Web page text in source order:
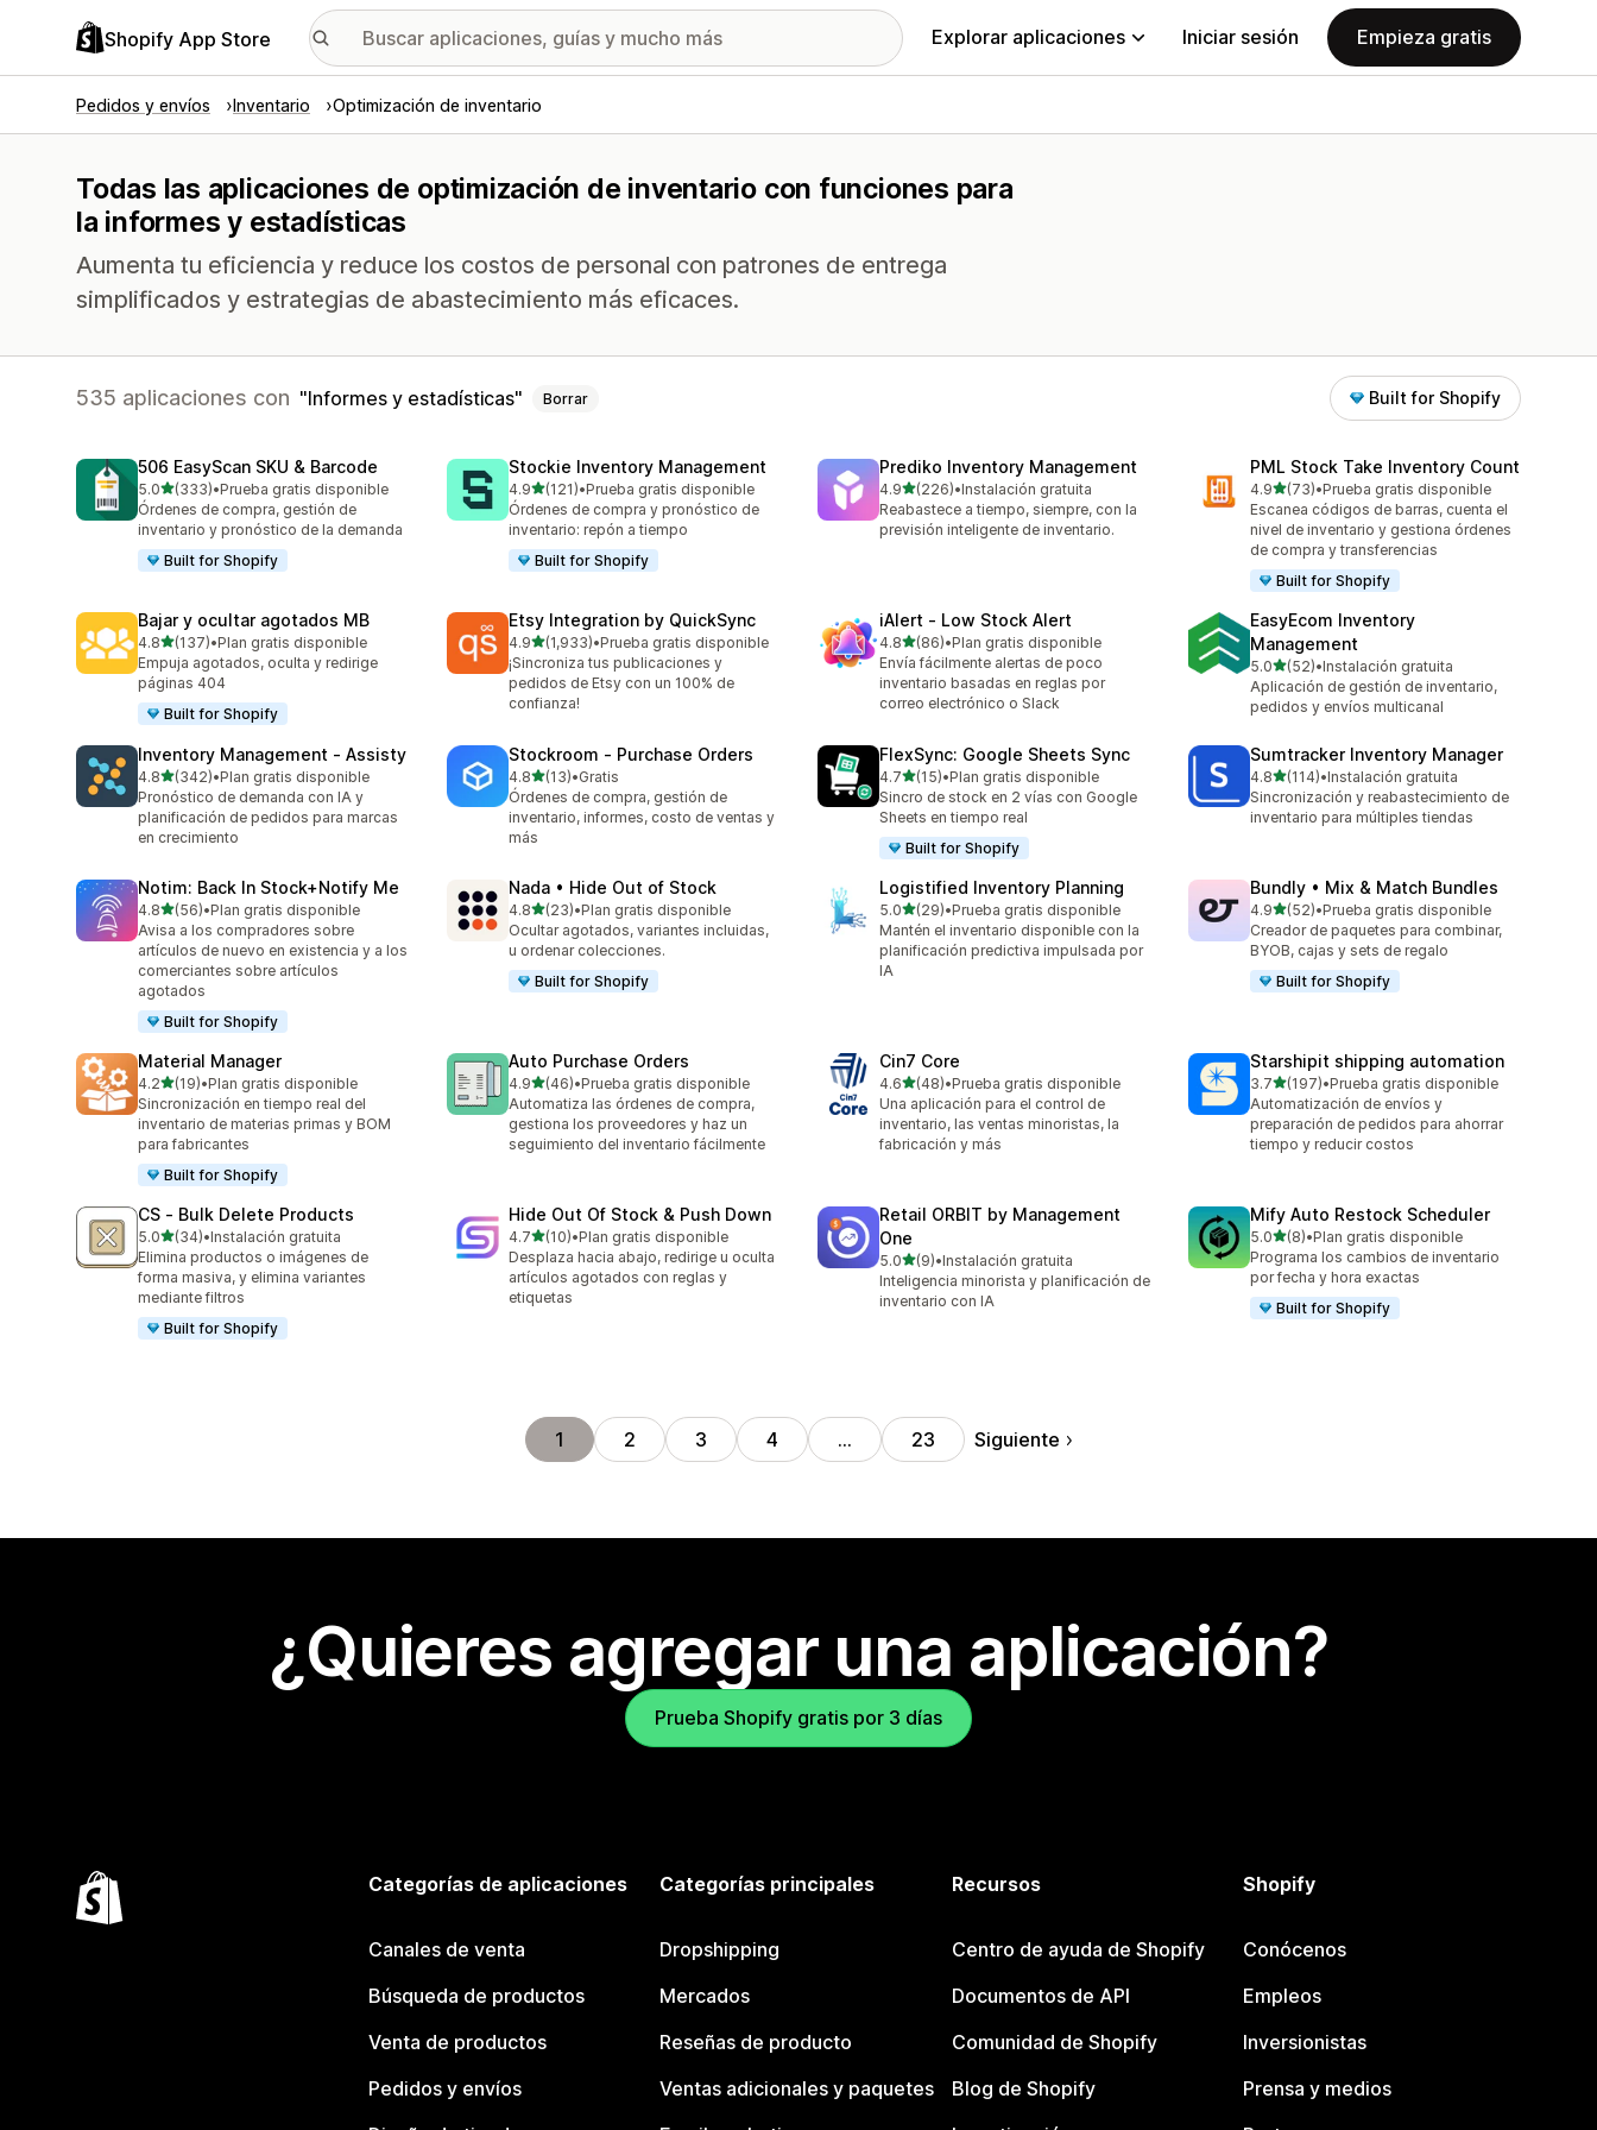
Shopify App Store Explorar aplicaciones Iniciar sesión Empieza gratis
Pedidos y envíos Inventario Optimización de inventario
Todas las aplicaciones de optimización de inventario con funciones para
la informes y estadísticas
Aumenta tu eficiencia y reduce los costos de personal con patrones de entrega
simplificados y estrategias de abastecimiento más eficaces.
535 aplicaciones con Informes y estadísticas Borrar Built for Shopify
506 EasyScan SKU & Barcode
5.0de 5 estrellas
(333)
333 reseñas en total
•Prueba gratis disponible
Órdenes de compra, gestión de
inventario y pronóstico de la demanda
Built for Shopify
Stockie Inventory Management
4.9de 5 estrellas
(121)
121 reseñas en total
•Prueba gratis disponible
Órdenes de compra y pronóstico de
inventario: repón a tiempo
Built for Shopify
Prediko Inventory Management
4.9de 5 estrellas
(226)
226 reseñas en total
•Instalación gratuita
Reabastece a tiempo, siempre, con la
previsión inteligente de inventario.
PML Stock Take Inventory Count
4.9de 5 estrellas
(73)
73 reseñas en total
•Prueba gratis disponible
Escanea códigos de barras, cuenta el
nivel de inventario y gestiona órdenes
de compra y transferencias
Built for Shopify
Bajar y ocultar agotados MB
4.8de 5 estrellas
(137)
137 reseñas en total
•Plan gratis disponible
Empuja agotados, oculta y redirige
páginas 404
Built for Shopify
Etsy Integration by QuickSync
4.9de 5 estrellas
(1,933)
1933 reseñas en total
•Prueba gratis disponible
¡Sincroniza tus publicaciones y
pedidos de Etsy con un 100% de
confianza!
iAlert ‑ Low Stock Alert
4.8de 5 estrellas
(86)
86 reseñas en total
•Plan gratis disponible
Envía fácilmente alertas de poco
inventario basadas en reglas por
correo electrónico o Slack
EasyEcom Inventory
Management
5.0de 5 estrellas
(52)
52 reseñas en total
•Instalación gratuita
Aplicación de gestión de inventario,
pedidos y envíos multicanal
Inventory Management ‑ Assisty
4.8de 5 estrellas
(342)
342 reseñas en total
•Plan gratis disponible
Pronóstico de demanda con IA y
planificación de pedidos para marcas
en crecimiento
Stockroom ‑ Purchase Orders
4.8de 5 estrellas
(13)
13 reseñas en total
•Gratis
Órdenes de compra, gestión de
inventario, informes, costo de ventas y
más
FlexSync: Google Sheets Sync
4.7de 5 estrellas
(15)
15 reseñas en total
•Plan gratis disponible
Sincro de stock en 2 vías con Google
Sheets en tiempo real
Built for Shopify
Sumtracker Inventory Manager
4.8de 5 estrellas
(114)
114 reseñas en total
•Instalación gratuita
Sincronización y reabastecimiento de
inventario para múltiples tiendas
Notim: Back In Stock+Notify Me
4.8de 5 estrellas
(56)
56 reseñas en total
•Plan gratis disponible
Avisa a los compradores sobre
artículos de nuevo en existencia y a los
comerciantes sobre artículos
agotados
Built for Shopify
Nada • Hide Out of Stock
4.8de 5 estrellas
(23)
23 reseñas en total
•Plan gratis disponible
Ocultar agotados, variantes incluidas,
u ordenar colecciones.
Built for Shopify
Logistified Inventory Planning
5.0de 5 estrellas
(29)
29 reseñas en total
•Prueba gratis disponible
Mantén el inventario disponible con la
planificación predictiva impulsada por
IA
Bundly • Mix & Match Bundles
4.9de 5 estrellas
(52)
52 reseñas en total
•Prueba gratis disponible
Creador de paquetes para combinar,
BYOB, cajas y sets de regalo
Built for Shopify
Material Manager
4.2de 5 estrellas
(19)
19 reseñas en total
•Plan gratis disponible
Sincronización en tiempo real del
inventario de materias primas y BOM
para fabricantes
Built for Shopify
Auto Purchase Orders
4.9de 5 estrellas
(46)
46 reseñas en total
•Prueba gratis disponible
Automatiza las órdenes de compra,
gestiona los proveedores y haz un
seguimiento del inventario fácilmente
Cin7 Core
4.6de 5 estrellas
(48)
48 reseñas en total
•Prueba gratis disponible
Una aplicación para el control de
inventario, las ventas minoristas, la
fabricación y más
Starshipit shipping automation
3.7de 5 estrellas
(197)
197 reseñas en total
•Prueba gratis disponible
Automatización de envíos y
preparación de pedidos para ahorrar
tiempo y reducir costos
CS ‑ Bulk Delete Products
5.0de 5 estrellas
(34)
34 reseñas en total
•Instalación gratuita
Elimina productos o imágenes de
forma masiva, y elimina variantes
mediante filtros
Built for Shopify
Hide Out Of Stock & Push Down
4.7de 5 estrellas
(10)
10 reseñas en total
•Plan gratis disponible
Desplaza hacia abajo, redirige u oculta
artículos agotados con reglas y
etiquetas
Retail ORBIT by Management
One
5.0de 5 estrellas
(9)
9 reseñas en total
•Instalación gratuita
Inteligencia minorista y planificación de
inventario con IA
Mify Auto Restock Scheduler
5.0de 5 estrellas
(8)
8 reseñas en total
•Plan gratis disponible
Programa los cambios de inventario
por fecha y hora exactas
Built for Shopify
1 2 3 4 … 23 Siguiente
¿Quieres agregar una aplicación?
Prueba Shopify gratis por 3 días
Categorías de aplicaciones
Canales de venta
Búsqueda de productos
Venta de productos
Pedidos y envíos
Categorías principales
Dropshipping
Mercados
Reseñas de producto
Ventas adicionales y paquetes
Recursos
Centro de ayuda de Shopify
Documentos de API
Comunidad de Shopify
Blog de Shopify
Shopify
Conócenos
Empleos
Inversionistas
Prensa y medios